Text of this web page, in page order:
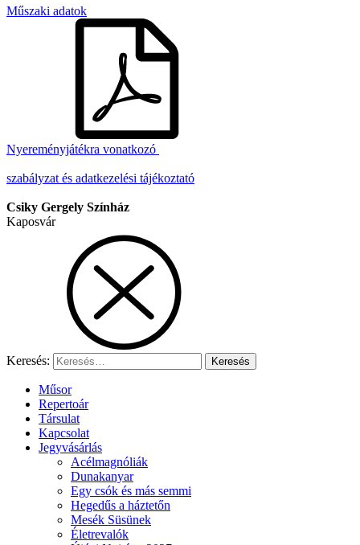
Műszaki adatok
Nyereményjátékra vonatkozó
szabályzat és adatkezelési tájékoztató
Csiky Gergely Színház
Kaposvár
Keresés:
Műsor
Repertoár
Társulat
Kapcsolat
Jegyvásárlás
Acélmagnóliák
Dunakanyar
Egy csók és más semmi
Hegedűs a háztetőn
Mesék Süsünek
Életrevalók